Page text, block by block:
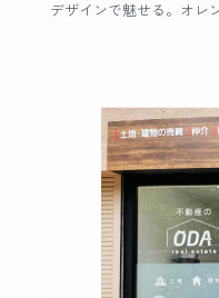
デザインで魅せる。オレ